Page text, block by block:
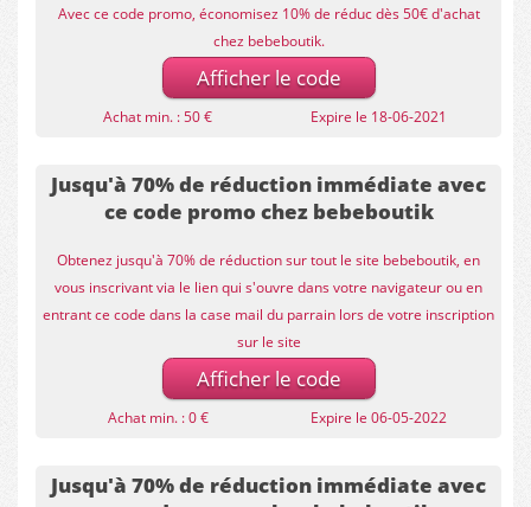
Avec ce code promo, économisez 10% de réduc dès 50€ d'achat
chez bebeboutik.
Afficher le code
Achat min. : 50 € Expire le 18-06-2021
Jusqu'à 70% de réduction immédiate avec
ce code promo chez bebeboutik
Obtenez jusqu'à 70% de réduction sur tout le site bebeboutik, en
vous inscrivant via le lien qui s'ouvre dans votre navigateur ou en
entrant ce code dans la case mail du parrain lors de votre inscription
sur le site
Afficher le code
Achat min. : 0 € Expire le 06-05-2022
Jusqu'à 70% de réduction immédiate avec